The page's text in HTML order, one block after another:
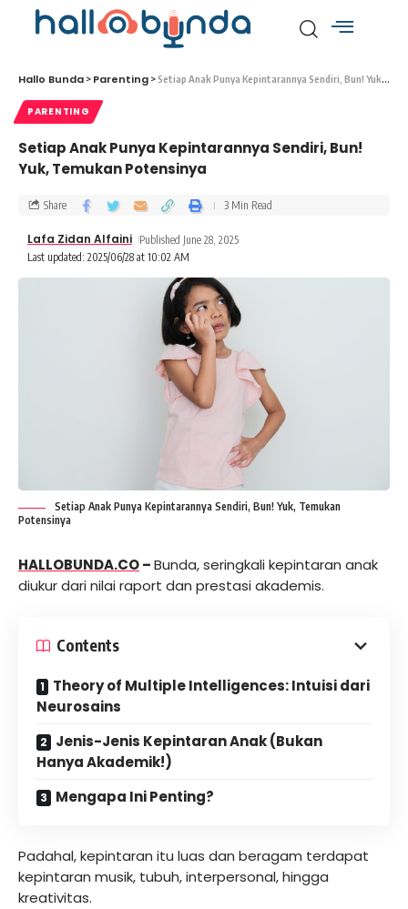
Hallo Bunda > Parenting >Setiap Anak Punya Kepintarannya Sendiri, Bun! Yuk, Temukan Potensinya
PARENTING
Setiap Anak Punya Kepintarannya Sendiri, Bun!
Yuk, Temukan Potensinya
Last updated: 2025/06/28 at 10:02 AM
Lafa Zidan Alfaini Published June 28, 2025
Share 3 Min Read
Setiap Anak Punya Kepintarannya Sendiri, Bun! Yuk, Temukan
Potensinya
HALLOBUNDA.CO–Bunda, seringkali kepintaran anak
diukur dari nilai raport dan prestasi akademis.
Contents
Theory of Multiple Intelligences: Intuisi dari
Neurosains
Jenis-Jenis Kepintaran Anak (Bukan
Hanya Akademik!)
Mengapa Ini Penting?
Padahal, kepintaran itu luas dan beragam terdapat
kepintaran musik, tubuh, interpersonal,hingga
kreativitas.